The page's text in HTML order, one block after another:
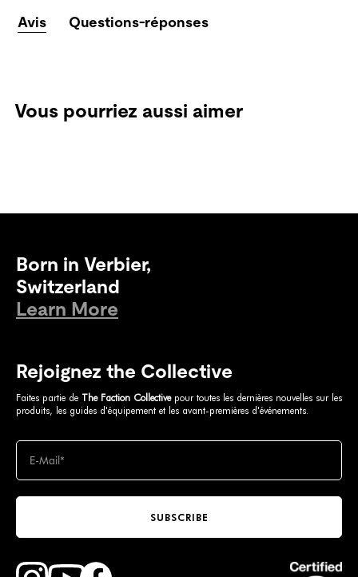
Avis Questions-réponses
Vous pourriez aussi aimer
Born in Verbier,
Switzerland
Learn More
Rejoignez the Collective
Faites partie de The Faction Collectivepour toutes les dernières nouvelles sur les
produits, les guides d'équipement et les avant-premières d'événements.
SUBSCRIBE